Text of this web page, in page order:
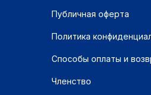
Публичная оферта
Политика
Способы оплаты и
Членство